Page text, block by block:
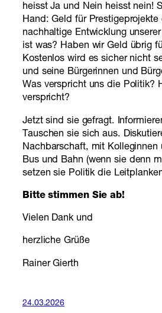
heisst Ja und Nein heisst nein!
Hand: Geld für
nachhaltige Entwicklung
ist was? Haben wir Geld übrig
Kostenlos wird es sicher nicht
und seine Bürgerinnen und
Was verspricht uns die Politik?
verspricht?
Jetzt sind sie gefragt.
Tauschen sie sich aus.
Nachbarschaft, mit Kolleginnen
Bus und Bahn (wenn sie denn
setzen sie Politik die
Bitte stimmen Sie ab!
Vielen Dank und
herzliche Grüße
Rainer Gierth
24.03.2026